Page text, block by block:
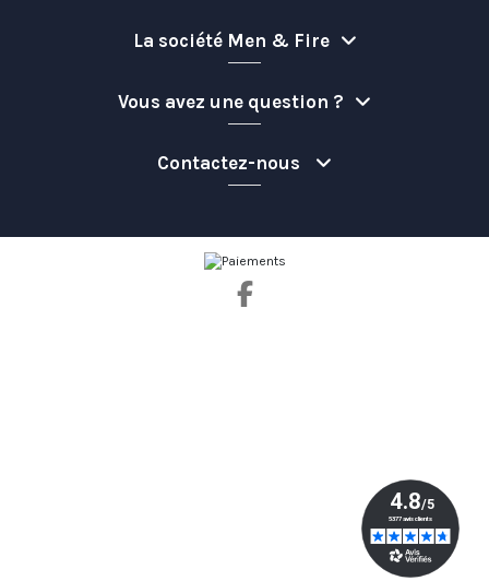
La société Men & Fire
Vous avez une question ?
Contactez-nous